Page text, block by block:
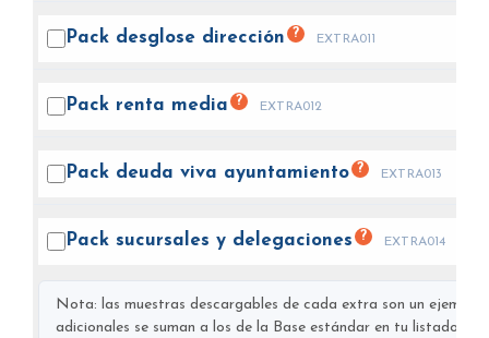
Pack desglose dirección ? EXTRA011
Pack renta media ? EXTRA012
Pack deuda viva ayuntamiento ? EXTRA013
Pack sucursales y delegaciones ? EXTRA014
Nota: las muestras descargables de cada extra son un
adicionales se suman a los de la Base estándar en tu listado